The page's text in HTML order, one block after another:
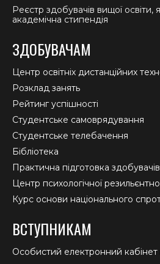
Реєстр здобувачів вищої
академічна стипендія
ЗДОБУВАЧАМ
Центр освітніх дистанційних
Розклад занять
Рейтинг успішності
Студентське самоврядування
Студентське телебачення
Бібліотека
Практична підготовка
Центр психологічної
Курс основи національного
ВСТУПНИКАМ
Особистий електронний кабінет